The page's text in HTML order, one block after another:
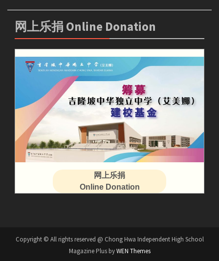
网上乐捐 Online Donation
网上乐捐
Online Donation
Copyright © All rights reserved @ Chong Hwa Independent High School
Magazine Plus byWEN Themes